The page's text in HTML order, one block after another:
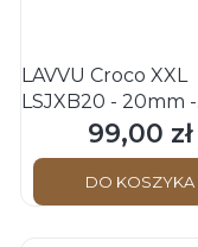
LAVVU Croco XXL
LSJXB20 - 20mm -
CZARNY - Skórzany
pasek do zegarka
Cena
99,00 zł
DO KOSZYKA